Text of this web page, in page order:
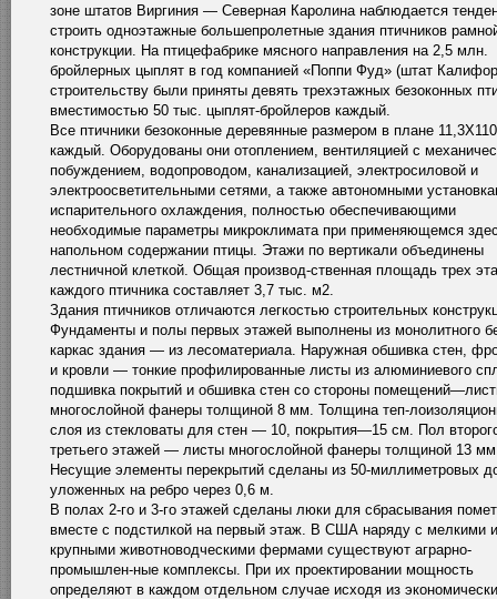
зоне штатов Виргиния — Северная Каролина наблюдается
строить одноэтажные большепролетные здания птичников
конструкции. На птицефабрике мясного направления на 2,5 млн.
бройлерных цыплят в год компанией «Поппи Фуд» (штат
строительству были приняты девять трехэтажных безоконных
вместимостью 50 тыс. цыплят-бройлеров каждый.
Все птичники безоконные деревянные размером в плане
каждый. Оборудованы они отоплением, вентиляцией с
побуждением, водопроводом, канализацией, электросиловой и
электроосветительными сетями, а также автономными
испарительного охлаждения, полностью обеспечивающими
необходимые параметры микроклимата при применяющемся
напольном содержании птицы. Этажи по вертикали объединены
лестничной клеткой. Общая производ-ственная площадь трех
каждого птичника составляет 3,7 тыс. м2.
Здания птичников отличаются легкостью строительных
Фундаменты и полы первых этажей выполнены из монолитного
каркас здания — из лесоматериала. Наружная обшивка стен,
и кровли — тонкие профилированные листы из алюминиевого
подшивка покрытий и обшивка стен со стороны
многослойной фанеры толщиной 8 мм. Толщина теп-
слоя из стекловаты для стен — 10, покрытия—15 см. Пол
третьего этажей — листы многослойной фанеры толщиной 13
Несущие элементы перекрытий сделаны из 50-миллиметровых
уложенных на ребро через 0,6 м.
В полах 2-го и 3-го этажей сделаны люки для сбрасывания
вместе с подстилкой на первый этаж. В США наряду с мелкими
крупными животноводческими фермами существуют аграрно-
промышлен-ные комплексы. При их проектировании мощность
определяют в каждом отдельном случае исходя из